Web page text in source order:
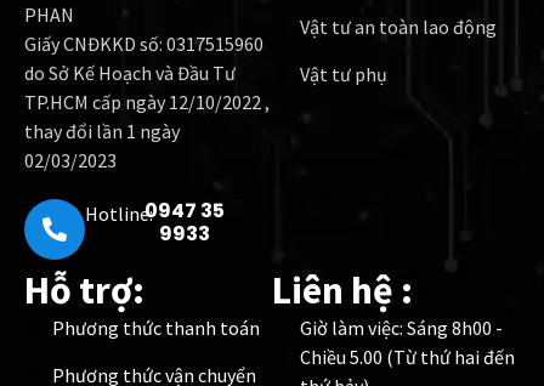
PHAN
Giấy CNĐKKD số: 0317515960
do Sở Kế Hoạch và Đầu Tư
TP.HCM cấp ngày 12/10/2022 ,
thay đổi lần 1 ngày
02/03/2023
Hotline:0947 35
9933
Vật tư an toàn lao động
Vật tư phụ
Hỗ trợ:
Phương thức thanh toán
Phương thức vận chuyển
Liên hệ :
Giờ làm việc: Sáng 8h00 -
Chiều 5.00 (Từ thứ hai đến